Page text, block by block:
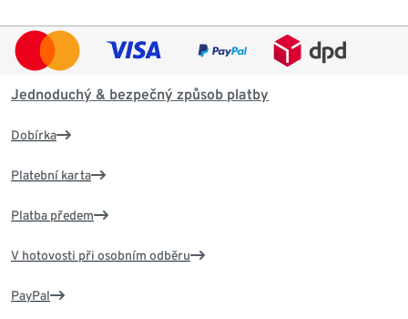
Jednoduchý & bezpečný způsob platby
Dobírka
Platební karta
Platba předem
V hotovosti při osobním odběru
PayPal